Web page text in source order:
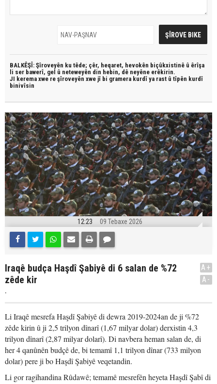
BALKÊŞÎ: Şîroveyên ku têde; çêr, heqaret, hevokên biçûkxistinê û êrîşa
li ser bawerî, gel û neteweyên din hebin, dê neyêne erêkirin.
JI kerema xwe re şîroveyên xwe jî bi gramera kurdî ya rast û tîpên kurdî
binivîsin
12:23 09 Tebaxe 2026
Iraqê budça Haşdî Şabiyê di 6 salan de %72
zêde kir
.
A+
A-
Li Iraqê mesrefa Haşdî Şabiyê di dewra 2019-2024an de ji %72
zêde kirin û ji 2,5 trilyon dînarî (1,67 milyar dolar) derxistin 4,3
trilyon dînarî (2,87 milyar dolarî). Di navbera heman salan de, di
her 4 qanûnên budçê de, bi temamî 1,1 trilyon dînar (733 milyon
dolar) pere ji bo Haşdî Şabiyê veqetandin.
Li gor ragihandina Rûdawê; temamê mesrefên heyeta Haşdî Şabî di